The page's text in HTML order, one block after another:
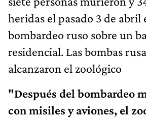
heridas el pasado 3 de abril
bombardeo ruso sobre un
residencial. Las bombas
alcanzaron el zoológico
"Después del bombardeo
con misiles y aviones, el